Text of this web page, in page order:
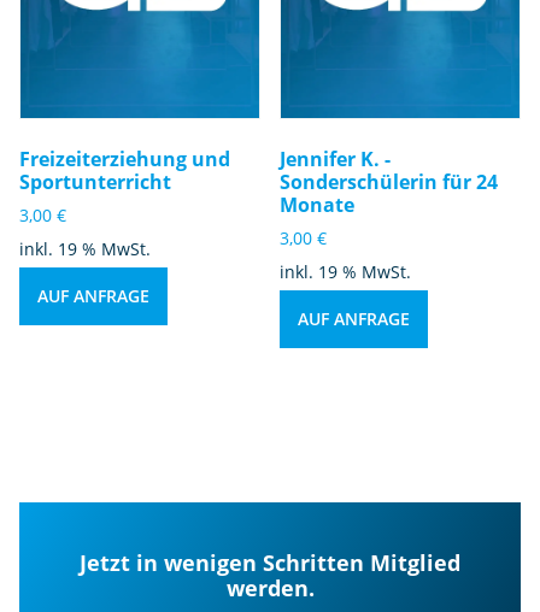
Freizeiterziehung und
Sportunterricht
3,00 €
inkl. 19 % MwSt.
AUF ANFRAGE
Jennifer K. -
Sonderschülerin für 24
Monate
3,00€
inkl. 19 % MwSt.
AUF ANFRAGE
Jetzt in wenigen Schritten Mitglied
werden.